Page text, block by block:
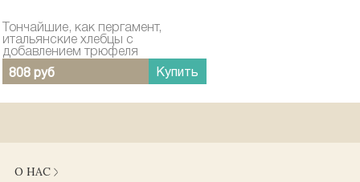
Тончайшие, как пергамент,
итальянские хлебцы с
добавлением трюфеля
808 руб
Купить
О НАС